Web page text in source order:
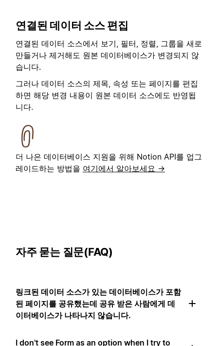
연결된 데이터 소스 편집
연결된 데이터 소스에서 보기, 필터, 정렬, 그룹을 새로
만들거나 제거해도 원본 데이터베이스가 변경되지 않
습니다.
그러나 데이터 소스의 제목, 속성 또는 페이지를 편집
하면 해당 변경 내용이 원본 데이터 소스에도 반영됩
니다.
더 나은 데이터베이스 지원을 위해 Notion API를 업그
레이드하는 방법을 여기에서 알아보세요 →
자주 묻는 질문(FAQ)
링크된 데이터 소스가 있는 데이터베이스가 포함
된 페이지를 공유했는데 공유 받은 사람에게 데
이터베이스가 나타나지 않습니다.
I don't see Form as an option when I try to